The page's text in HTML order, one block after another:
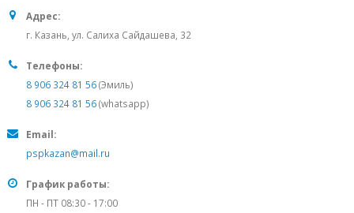
Адрес:
г. Казань, ул. Салиха Сайдашева, 32
Телефоны:
8 906 324 81 56(Эмиль)
8 906 324 81 56(whatsapp)
Email:
pspkazan@mail.ru
График работы:
ПН - ПТ 08:30 - 17:00